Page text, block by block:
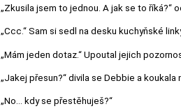
„Zkusila jsem to jednou. A jak se to říká?“
„Ccc.“ Sam si sedl na desku kuchyňské
„Mám jeden dotaz.“ Upoutal jejich
„Jakej přesun?“ divila se Debbie a koukala
„No… kdy se přestěhuješ?“